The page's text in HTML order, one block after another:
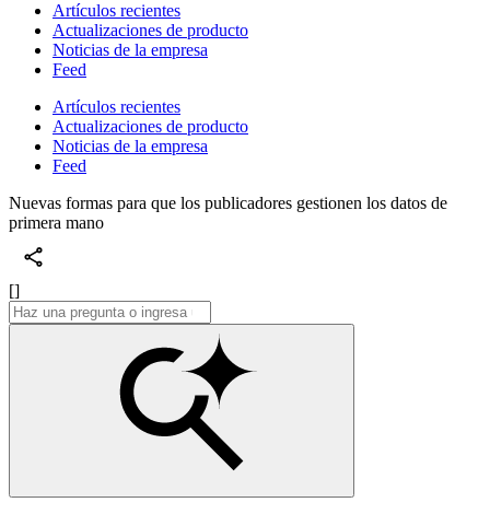
Artículos recientes
Actualizaciones de producto
Noticias de la empresa
Feed
Artículos recientes
Actualizaciones de producto
Noticias de la empresa
Feed
Nuevas formas para que los publicadores gestionen los datos de
primera mano
[]